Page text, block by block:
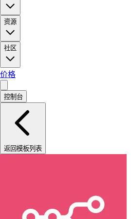
资源
社区
价格
控制台
返回模板列表